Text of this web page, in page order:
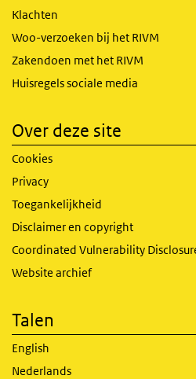
Klachten
Woo-verzoeken bij het RIVM
Zakendoen met het RIVM
Huisregels sociale media
Over deze site
Cookies
Privacy
Toegankelijkheid
Disclaimer en copyright
Coordinated Vulnerability
Website archief
Talen
English
Nederlands